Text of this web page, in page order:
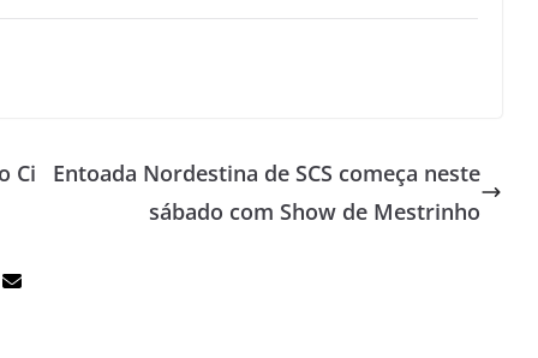
Ci
Entoada Nordestina de SCS começa neste
sábado com Show de Mestrinho